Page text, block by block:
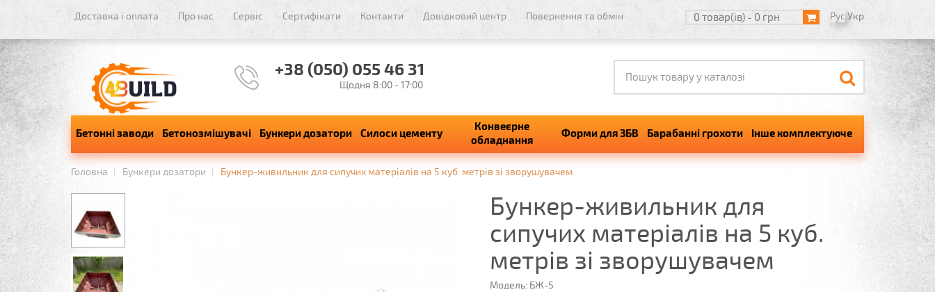
Доставка і оплата Про нас Сервіс Сертифікати Контакти Довідковий центр Повернення та обмін 0 товар(ів) - 0 грн РусУкр
+38 (050) 055 46 31
Щодня 8:00 - 17:00
Бетонні заводи Бетонозмішувачі Бункери дозатори Силоси цементу
Конвеєрне
обладнання
Форми для ЗБВ Барабанні грохоти Інше комплектуюче
Головна Бункери дозатори Бункер-живильник для сипучих матеріалів на 5 куб. метрів зі зворушувачем
Бункер-живильник для
сипучих матеріалів на 5 куб.
метрів зі зворушувачем
Модель: БЖ-5